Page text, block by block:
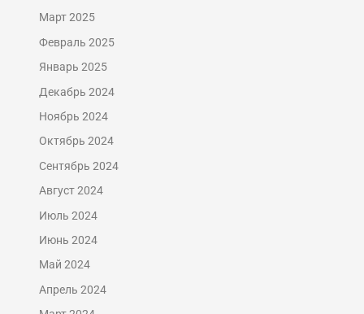
Март 2025
Февраль 2025
Январь 2025
Декабрь 2024
Ноябрь 2024
Октябрь 2024
Сентябрь 2024
Август 2024
Июль 2024
Июнь 2024
Май 2024
Апрель 2024